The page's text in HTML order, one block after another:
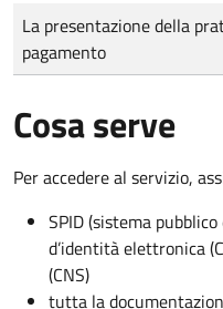
Tipo di pagamento
Importo
La presentazione della
pagamento
Cosa serve
Per accedere al servizio,
SPID (sistema
d’identità elettronica
(CNS)
tutta la